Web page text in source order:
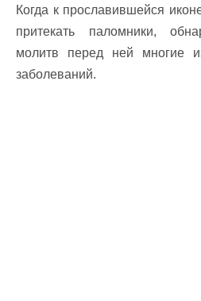
Когда к прославившейся
притекать паломники,
молитв перед ней многие
заболеваний.